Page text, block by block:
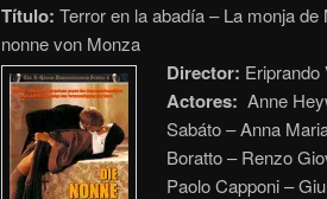
Título: Terror en la abadía – La monja
nonne von Monza
Director: Eriprando
Actores: Anne
Sabáto – Anna
Boratto – Renzo
Paolo Capponi –